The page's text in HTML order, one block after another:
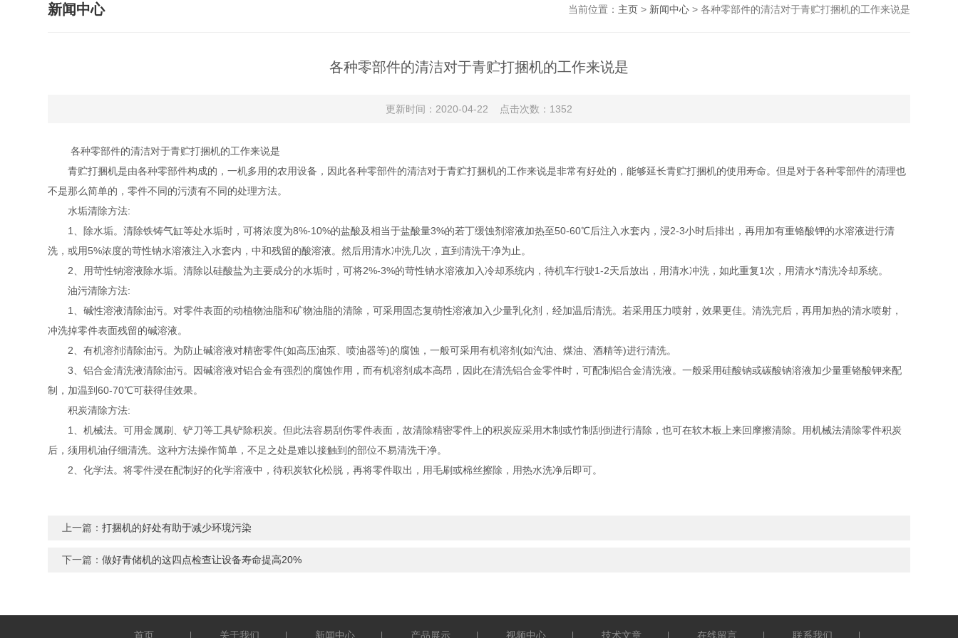
新闻中心 当前位置： 主页> 新闻中心> 各种零部件的清洁对于青贮打捆机的工作来说是
各种零部件的清洁对于青贮打捆机的工作来说是
更新时间：2020-04-22 点击次数：1352
各种零部件的清洁对于青贮打捆机的工作来说是
青贮打捆机是由各种零部件构成的，一机多用的农用设备，因此各种零部件的清洁对于青贮打捆机的工作来说是非常有好处的，能够延长青贮打捆机的使用寿命。但是对于各种零部件的清理也
不是那么简单的，零件不同的污渍有不同的处理方法。
水垢清除方法:
1、除水垢。清除铁铸气缸等处水垢时，可将浓度为8%-10%的盐酸及相当于盐酸量3%的若丁缓蚀剂溶液加热至50-60℃后注入水套内，浸2-3小时后排出，再用加有重铬酸钾的水溶液进行清
洗，或用5%浓度的苛性钠水溶液注入水套内，中和残留的酸溶液。然后用清水冲洗几次，直到清洗干净为止。
2、用苛性钠溶液除水垢。清除以硅酸盐为主要成分的水垢时，可将2%-3%的苛性钠水溶液加入冷却系统内，待机车行驶1-2天后放出，用清水冲洗，如此重复1次，用清水*清洗冷却系统。
油污清除方法:
1、碱性溶液清除油污。对零件表面的动植物油脂和矿物油脂的清除，可采用固态复萌性溶液加入少量乳化剂，经加温后清洗。若采用压力喷射，效果更佳。清洗完后，再用加热的清水喷射，
冲洗掉零件表面残留的碱溶液。
2、有机溶剂清除油污。为防止碱溶液对精密零件(如高压油泵、喷油器等)的腐蚀，一般可采用有机溶剂(如汽油、煤油、酒精等)进行清洗。
3、铝合金清洗液清除油污。因碱溶液对铝合金有强烈的腐蚀作用，而有机溶剂成本高昂，因此在清洗铝合金零件时，可配制铝合金清洗液。一般采用硅酸钠或碳酸钠溶液加少量重铬酸钾来配
制，加温到60-70℃可获得佳效果。
积炭清除方法:
1、机械法。可用金属刷、铲刀等工具铲除积炭。但此法容易刮伤零件表面，故清除精密零件上的积炭应采用木制或竹制刮倒进行清除，也可在软木板上来回摩擦清除。用机械法清除零件积炭
后，须用机油仔细清洗。这种方法操作简单，不足之处是难以接触到的部位不易清洗干净。
2、化学法。将零件浸在配制好的化学溶液中，待积炭软化松脱，再将零件取出，用毛刷或棉丝擦除，用热水洗净后即可。
上一篇：打捆机的好处有助于减少环境污染
下一篇：做好青储机的这四点检查让设备寿命提高20%
首页 关于我们 新闻中心 产品展示 视频中心 技术文章 在线留言 联系我们